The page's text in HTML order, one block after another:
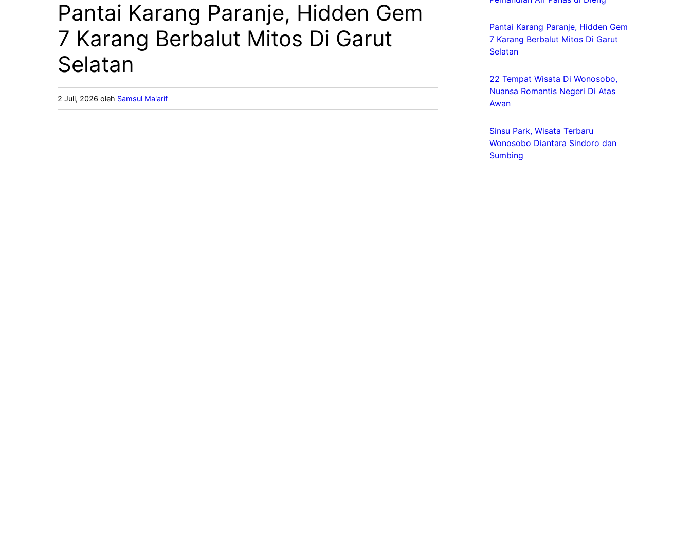
Pantai Karang Paranje, Hidden Gem
7 Karang Berbalut Mitos Di Garut
Selatan
2 Juli, 2026 oleh Samsul Ma'arif
Pantai Karang Paranje, Hidden Gem
7 Karang Berbalut Mitos Di Garut
Selatan
22 Tempat Wisata Di Wonosobo,
Nuansa Romantis Negeri Di Atas
Awan
Sinsu Park, Wisata Terbaru
Wonosobo Diantara Sindoro dan
Sumbing